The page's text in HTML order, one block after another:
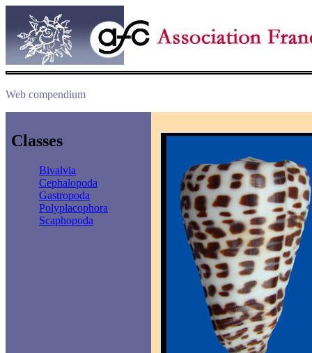
Web compendium
Classes
Bivalvia
Cephalopoda
Gastropoda
Polyplacophora
Scaphopoda